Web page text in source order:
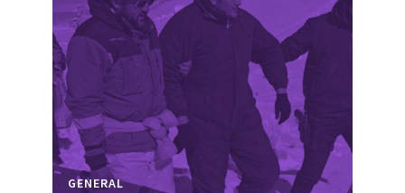
GENERAL